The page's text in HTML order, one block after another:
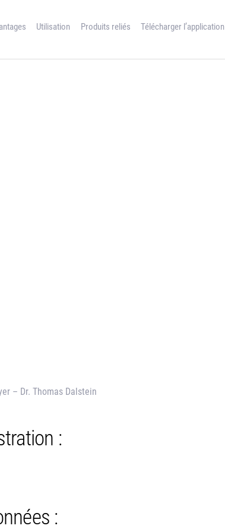
Utilisation Produits reliés Télécharger l’application
RELIÉS
– Dr. Thomas Dalstein
:
: